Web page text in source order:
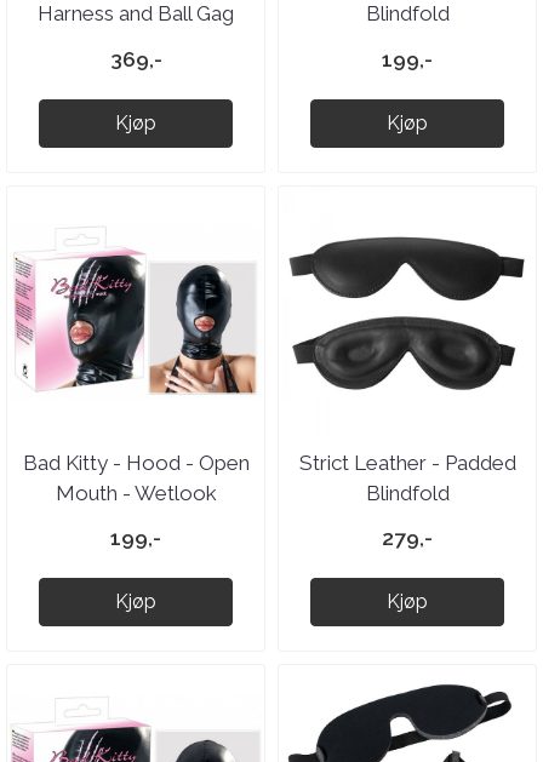
Harness and Ball Gag
369,-
Kjøp
Blindfold
199,-
Kjøp
Bad Kitty - Hood - Open
Mouth - Wetlook
199,-
Kjøp
Strict Leather - Padded
Blindfold
279,-
Kjøp